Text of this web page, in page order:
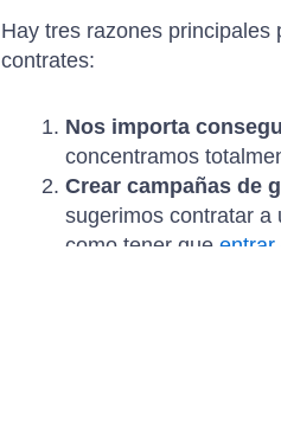
Hay tres razones
contrates:
Nos importa
concentramos
Crear campañas de
sugerimos contratar a
como tener que entrar